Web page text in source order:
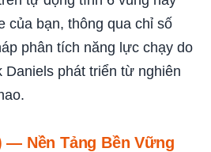
của bạn, thông qua chỉ số
phân tích năng lực chạy do
Daniels phát triển từ nghiên
— Nền Tảng Bền Vững